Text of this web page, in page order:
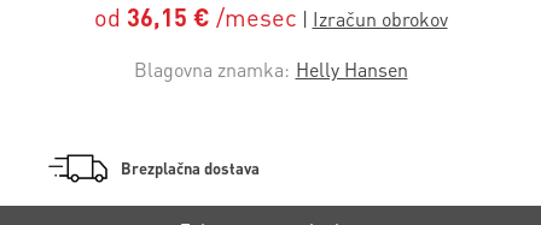
od 36,15 € /mesec
Blagovna znamka: Helly Hansen
Brezplačna dostava